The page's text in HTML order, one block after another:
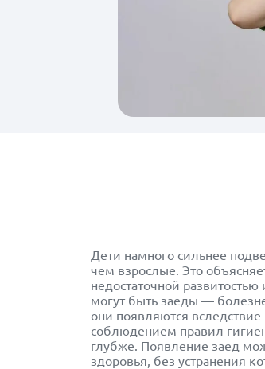
Дети намного сильнее
чем взрослые. Это
недостаточной
могут быть заеды —
они появляются
соблюдением правил
глубже. Появление заед
здоровья, без устранения